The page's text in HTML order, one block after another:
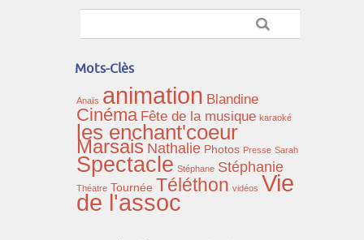
Mots-Clès
Anaïs animation Blandine
Cinéma Fête de la musique karaoké
les enchant'coeur
Marsais Nathalie Photos Presse Sarah
Spectacle Stéphane Stéphanie
Théatre Tournée Téléthon vidéos Vie
de l'assoc